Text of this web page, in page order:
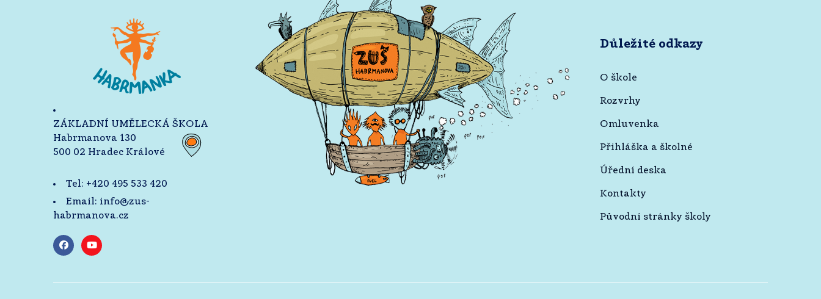
ZÁKLADNÍ UMĚLECKÁ ŠKOLA
Habrmanova 130
500 02 Hradec Králové
Tel: +420 495 533 420
Email: info@zus-
habrmanova.cz
Důležité odkazy
O škole
Rozvrhy
Omluvenka
Přihláška a školné
Úřední deska
Kontakty
Původní stránky školy